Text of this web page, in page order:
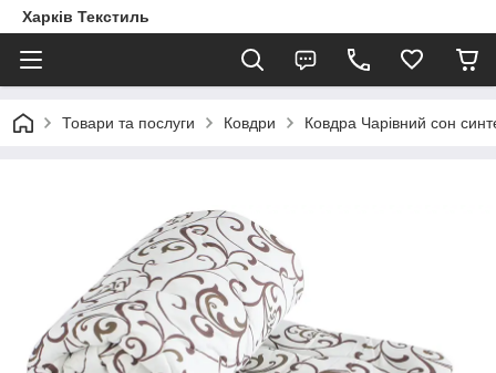
Харків Текстиль
Товари та послуги Ковдри Ковдра Чарівний сон